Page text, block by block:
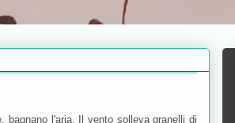
bagnano l'aria. Il vento solleva granelli di